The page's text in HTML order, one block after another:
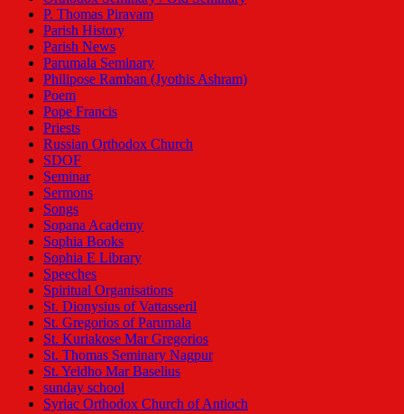
P. Thomas Piravam
Parish History
Parish News
Parumala Seminary
Philipose Ramban (Jyothis Ashram)
Poem
Pope Francis
Priests
Russian Orthodox Church
SDOF
Seminar
Sermons
Songs
Sopana Academy
Sophia Books
Sophia E Library
Speeches
Spiritual Organisations
St. Dionysius of Vattasseril
St. Gregorios of Parumala
St. Kuriakose Mar Gregorios
St. Thomas Seminary Nagpur
St. Yeldho Mar Baselius
sunday school
Syriac Orthodox Church of Antioch